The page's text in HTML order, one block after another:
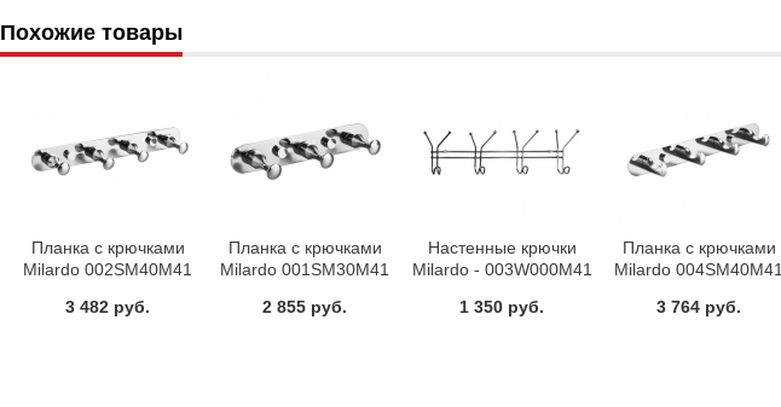
Похожие товары
Планка с крючками
Milardo 002SM40M41
3 482 руб.
Планка с крючками
Milardo 001SM30M41
2 855 руб.
Настенные крючки
Milardo - 003W000M41
1 350 руб.
Планка с крючками
Milardo 004SM40M41
3 764 руб.